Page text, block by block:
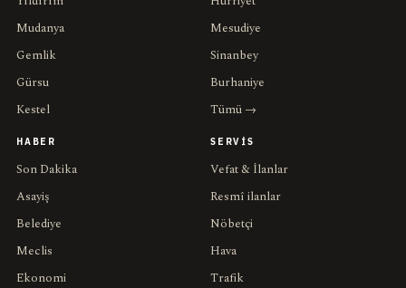
Mudanya
Gemlik
Gürsu
Kestel
Mesudiye
Sinanbey
Burhaniye
Tümü →
HABER
Son Dakika
Asayiş
Belediye
Meclis
Ekonomi
SERVIS
Vefat & İlanlar
Resmî ilanlar
Nöbetçi
Hava
Trafik